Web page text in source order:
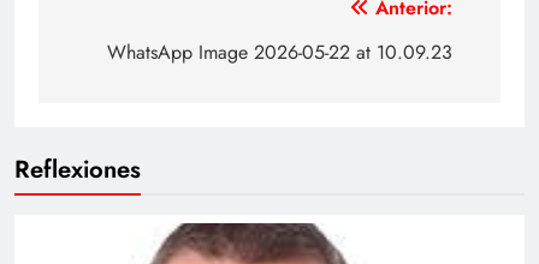
Reflexiones
Anterior:
WhatsApp Image 2026-05-22 at 10.09.23